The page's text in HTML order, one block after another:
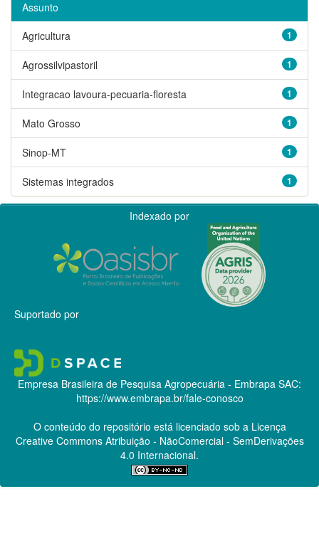
Assunto
1
Agricultura
1
Agrossilvipastoril
1
Integracao lavoura-pecuaria-floresta
1
Mato Grosso
1
Sinop-MT
1
Sistemas integrados
Indexado por
Suportado por
Empresa Brasileira de Pesquisa Agropecuária - Embrapa SAC:
https://www.embrapa.br/fale-conosco
O conteúdo do repositório está licenciado sob a Licença
Creative CommonsAtribuição - NãoComercial - SemDerivações
4.0 Internacional.